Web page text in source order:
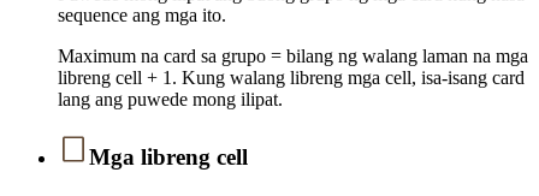
sequence ang mga ito.
Maximum na card sa grupo = bilang ng walang laman na mga
libreng cell + 1. Kung walang libreng mga cell, isa-isang card
lang ang puwede mong ilipat.
Mga libreng cell